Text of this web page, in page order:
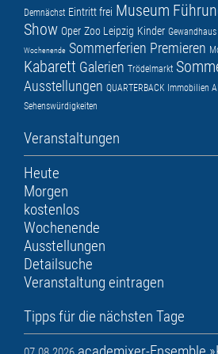
Demnächst Eintritt frei Museum
Show Oper Zoo Leipzig Kinder Gewandhaus
Wochenende Sommerferien Premieren
Kabarett Galerien Trödelmarkt
Ausstellungen QUARTERBACK Immobilien
Sehenswürdigkeiten
Veranstaltungen
Heute
Morgen
kostenlos
Wochenende
Ausstellungen
Detailsuche
Veranstaltung eintragen
Tipps für die nächsten Tage